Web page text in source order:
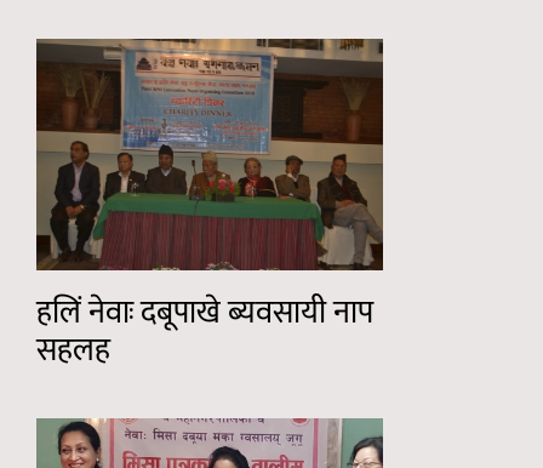
हलिं नेवाः दबूपाखे ब्यवसायी नाप
सहलह